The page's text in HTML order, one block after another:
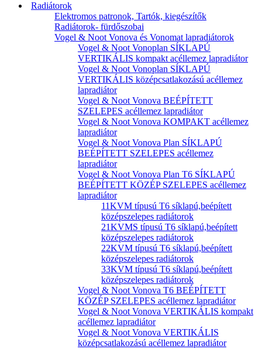
Radiátorok
Elektromos patronok, Tartók, kiegészítők
Radiátorok- fürdőszobai
Vogel & Noot Vonova és Vonomat lapradiátorok
Vogel & Noot Vonoplan SÍKLAPÚ
VERTIKÁLIS kompakt acéllemez lapradiátor
Vogel & Noot Vonoplan SÍKLAPÚ
VERTIKÁLIS középcsatlakozású acéllemez
lapradiátor
Vogel & Noot Vonova BEÉPÍTETT
SZELEPES acéllemez lapradiátor
Vogel & Noot Vonova KOMPAKT acéllemez
lapradiátor
Vogel & Noot Vonova Plan SÍKLAPÚ
BEÉPÍTETT SZELEPES acéllemez
lapradiátor
Vogel & Noot Vonova Plan T6 SÍKLAPÚ
BEÉPÍTETT KÖZÉP SZELEPES acéllemez
lapradiátor
11KVM típusú T6 síklapú,beépített
középszelepes radiátorok
21KVMS típusú T6 síklapú,beépített
középszelepes radiátorok
22KVM típusú T6 síklapú,beépített
középszelepes radiátorok
33KVM típusú T6 síklapú,beépített
középszelepes radiátorok
Vogel & Noot Vonova T6 BEÉPÍTETT
KÖZÉP SZELEPES acéllemez lapradiátor
Vogel & Noot Vonova VERTIKÁLIS kompakt
acéllemez lapradiátor
Vogel & Noot Vonova VERTIKÁLIS
középcsatlakozású acéllemez lapradiátor